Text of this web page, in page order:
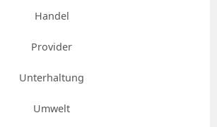
Handel
Provider
Unterhaltung
Umwelt